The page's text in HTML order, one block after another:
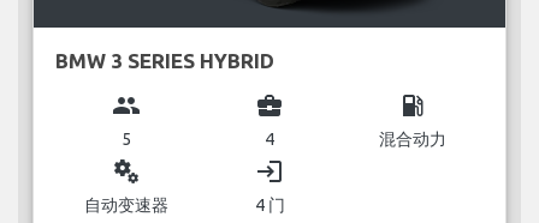
BMW 3 SERIES HYBRID
group
5
business_center
4
local_gas_station
混合动力
miscellaneous_services
自动变速器
login
4 门